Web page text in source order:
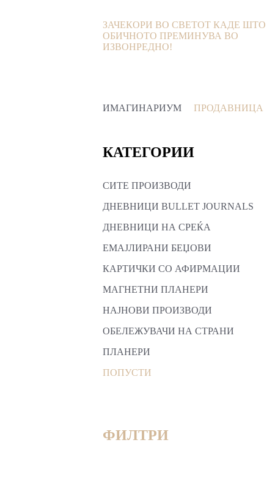
ЗАЧЕКОРИ ВО СВЕТОТ КАДЕ ШТО
ОБИЧНОТО ПРЕМИНУВА ВО
ИЗВОНРЕДНО!
ИМАГИНАРИУМ ПРОДАВНИЦА
КАТЕГОРИИ
СИТЕ ПРОИЗВОДИ
ДНЕВНИЦИ BULLET JOURNALS
ДНЕВНИЦИ НА СРЕЌА
ЕМАЈЛИРАНИ БЕЏОВИ
КАРТИЧКИ СО АФИРМАЦИИ
МАГНЕТНИ ПЛАНЕРИ
НАЈНОВИ ПРОИЗВОДИ
ОБЕЛЕЖУВАЧИ НА СТРАНИ
ПЛАНЕРИ
ПОПУСТИ
ФИЛТРИ